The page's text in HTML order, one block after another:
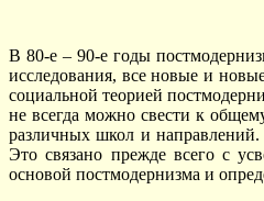
В 80-е – 90-е годы
исследования, все новые и
социальной теорией
не всегда можно свести к
различных школ и направлений.
Это связано прежде всего с
основой постмодернизма и